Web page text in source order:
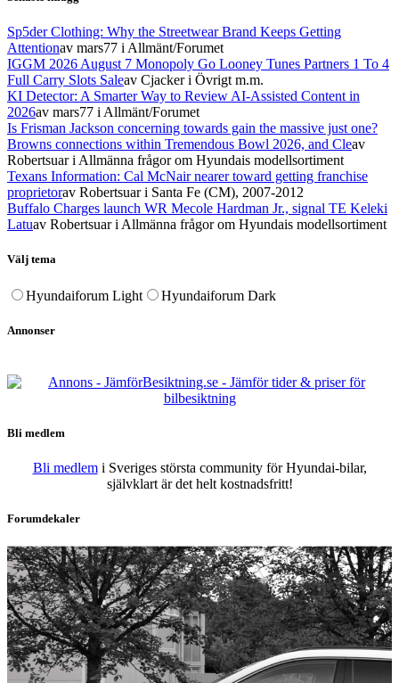
Sp5der Clothing: Why the Streetwear Brand Keeps Getting
Attentionav mars77 i Allmänt/Forumet
IGGM 2026 August 7 Monopoly Go Looney Tunes Partners 1 To 4
Full Carry Slots Saleav Cjackeri Övrigt m.m.
KI Detector: A Smarter Way to Review AI-Assisted Content in
2026av mars77 i Allmänt/Forumet
Is Frisman Jackson concerning towards gain the massive just one?
Browns connections within Tremendous Bowl 2026, and Cleav
Robertsuari Allmänna frågor om Hyundais modellsortiment
Texans Information: Cal McNair nearer toward getting franchise
proprietorav Robertsuari Santa Fe (CM), 2007-2012
Buffalo Charges launch WR Mecole Hardman Jr., signal TE Keleki
Latuav Robertsuari Allmänna frågor om Hyundais modellsortiment
Välj tema
Hyundaiforum Light Hyundaiforum Dark
Annonser
Bli medlem
Bli medlemi Sveriges största community för Hyundai-bilar,
självklart är det helt kostnadsfritt!
Forumdekaler